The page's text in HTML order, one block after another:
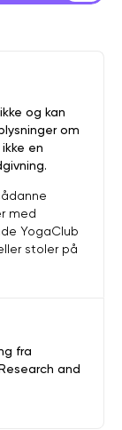
fra
and
og kan
om
en
med
YogaClub
stoler på